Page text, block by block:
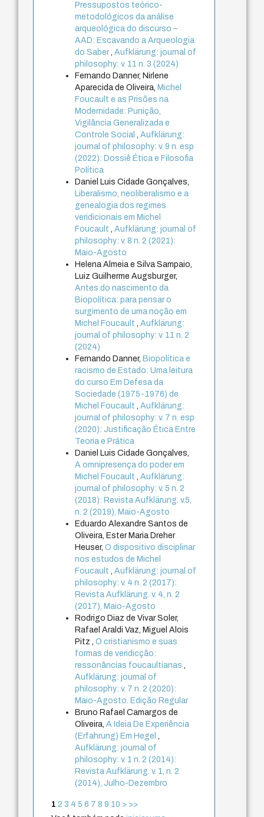
Pressupostos teórico-
metodológicos da análise
arqueológica do discurso –
AAD: Escavando a Arqueologia
do Saber,Aufklärung: journal of
philosophy: v. 11 n. 3 (2024)
Fernando Danner, Nirlene
Aparecida de Oliveira, Michel
Foucault e as Prisões na
Modernidade: Punição,
Vigilância Generalizada e
Controle Social,Aufklärung:
journal of philosophy: v. 9 n. esp
(2022): Dossiê Ética e Filosofia
Política
Daniel Luis Cidade Gonçalves,
Liberalismo, neoliberalismo e a
genealogia dos regimes
veridicionais em Michel
Foucault,Aufklärung: journal of
philosophy: v. 8 n. 2 (2021):
Maio-Agosto
Helena Almeia e Silva Sampaio,
Luiz Guilherme Augsburger,
Antes do nascimento da
Biopolítica: para pensar o
surgimento de uma noção em
Michel Foucault,Aufklärung:
journal of philosophy: v. 11 n. 2
(2024)
Fernando Danner, Biopolítica e
racismo de Estado: Uma leitura
do curso Em Defesa da
Sociedade (1975-1976) de
Michel Foucault,Aufklärung:
journal of philosophy: v. 7 n. esp
(2020): Justificação Ética Entre
Teoria e Prática
Daniel Luis Cidade Gonçalves,
A omnipresença do poder em
Michel Foucault,Aufklärung:
journal of philosophy: v. 5 n. 2
(2018): Revista Aufklärung. v.5,
n. 2 (2019), Maio-Agosto
Eduardo Alexandre Santos de
Oliveira, Ester Maria Dreher
Heuser,O dispositivo disciplinar
nos estudos de Michel
Foucault,Aufklärung: journal of
philosophy: v. 4 n. 2 (2017):
Revista Aufklärung. v. 4, n. 2
(2017), Maio-Agosto
Rodrigo Diaz de Vivar Soler,
Rafael Araldi Vaz, Miguel Alois
Pitz ,O cristianismo e suas
formas de veridicção:
ressonâncias foucaultianas,
Aufklärung: journal of
philosophy: v. 7 n. 2 (2020):
Maio-Agosto. Edição Regular
Bruno Rafael Camargos de
Oliveira,A Ideia De Experiência
(Erfahrung) Em Hegel,
Aufklärung: journal of
philosophy: v. 1 n. 2 (2014):
Revista Aufklärung. v. 1, n. 2
(2014), Julho-Dezembro
1 2 3 4 5 6 7 8 9 10 > >>